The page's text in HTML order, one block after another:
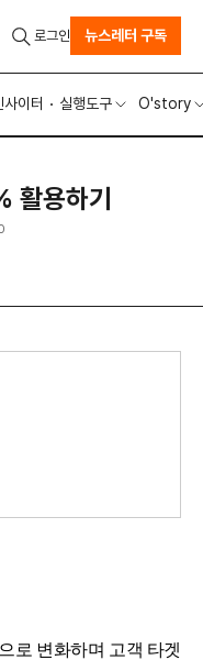
사이터 실행도구 O'story
로그인 뉴스레터 구독
활용하기
로 변화하며 고객 타겟